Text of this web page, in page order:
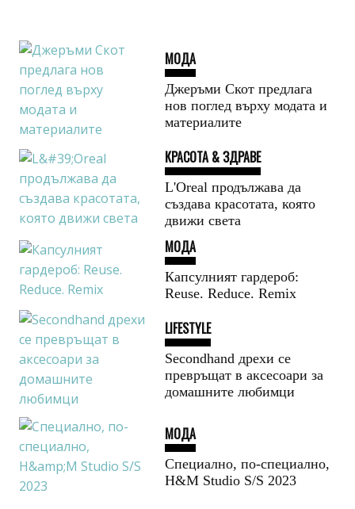
МОДА
Джеръми Скот предлага
нов поглед върху модата и
материалите
КРАСОТА & ЗДРАВЕ
L'Оrеal продължава да
създава красотата, която
движи света
МОДА
Капсулният гардероб:
Reuse. Reduce. Remix
LIFESTYLE
Secondhand дрехи се
превръщат в аксесоари за
домашните любимци
МОДА
Специално, по-специално,
H&M Studio S/S 2023